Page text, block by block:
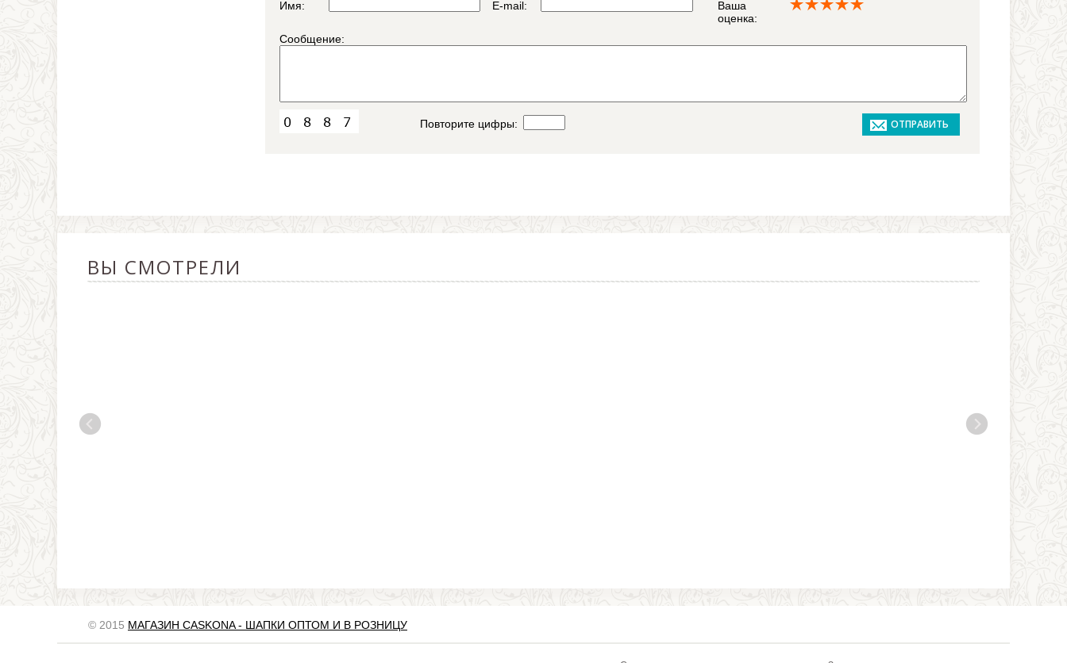
Имя: E-mail:
Ваша
оценка:
Сообщение:
Повторите цифры:
ВЫ СМОТРЕЛИ
© 2015 МАГАЗИН CASKONA - ШАПКИ ОПТОМ И В РОЗНИЦУ